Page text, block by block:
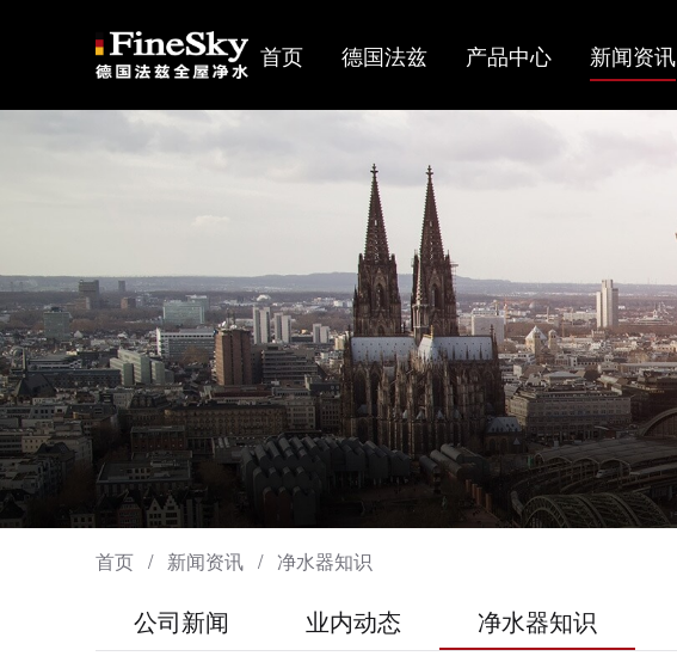
首页 德国法兹 产品中心 新闻资讯
首页 / 新闻资讯 / 净水器知识
公司新闻 业内动态 净水器知识